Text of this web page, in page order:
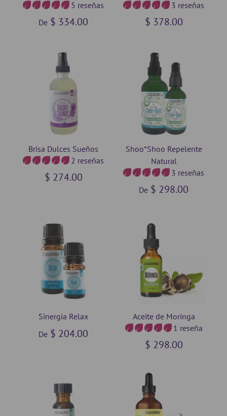
5 reseñas
De $ 334.00
3 reseñas
$ 378.00
Brisa Dulces Sueños
2 reseñas
$ 274.00
Shoo*Shoo Repelente
Natural
3 reseñas
De $ 298.00
Sinergia Relax
De $ 204.00
Aceite de Moringa
1 reseña
$ 298.00